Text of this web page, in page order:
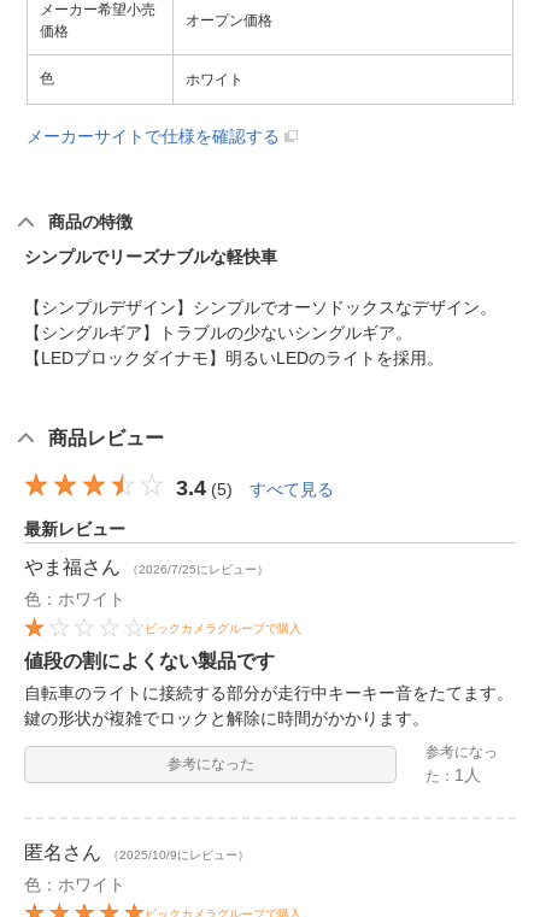
メーカー希望小売
価格
オープン価格
色 ホワイト
メーカーサイトで仕様を確認する
商品の特徴
シンプルでリーズナブルな軽快車
【シンプルデザイン】シンプルでオーソドックスなデザイン。
【シングルギア】トラブルの少ないシングルギア。
【LEDブロックダイナモ】明るいLEDのライトを採用。
商品レビュー
3.4 (5) すべて見る
最新レビュー
やま福さん （2026/7/25にレビュー）
色：ホワイト
ビックカメラグループで購入
値段の割によくない製品です
自転車のライトに接続する部分が走行中キーキー音をたてます。
鍵の形状が複雑でロックと解除に時間がかかります。
参考になった
参考になっ
た： 1人
匿名 さん （2025/10/9にレビュー）
色：ホワイト
ビックカメラグループで購入